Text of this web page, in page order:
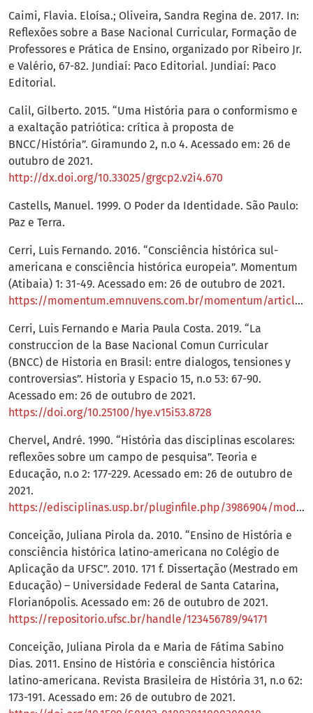
Caimi, Flavia. Eloísa.; Oliveira, Sandra Regina de. 2017. In:
Reflexões sobre a Base Nacional Curricular, Formação de
Professores e Prática de Ensino, organizado por Ribeiro Jr.
e Valério, 67-82. Jundiaí: Paco Editorial. Jundiaí: Paco
Editorial.
Calil, Gilberto. 2015. “Uma História para o conformismo e
a exaltação patriótica: crítica à proposta de
BNCC/História”. Giramundo 2, n.o 4. Acessado em: 26 de
outubro de 2021.
http://dx.doi.org/10.33025/grgcp2.v2i4.670
Castells, Manuel. 1999. O Poder da Identidade. São Paulo:
Paz e Terra.
Cerri, Luis Fernando. 2016. “Consciência histórica sul-
americana e consciência histórica europeia”. Momentum
(Atibaia) 1: 31-49. Acessado em: 26 de outubro de 2021.
https://momentum.emnuvens.com.br/momentum/article/view/14
Cerri, Luis Fernando e Maria Paula Costa. 2019. “La
construccion de la Base Nacional Comun Curricular
(BNCC) de Historia en Brasil: entre dialogos, tensiones y
controversias”. Historia y Espacio 15, n.o 53: 67-90.
Acessado em: 26 de outubro de 2021.
https://doi.org/10.25100/hye.v15i53.8728
Chervel, André. 1990. “História das disciplinas escolares:
reflexões sobre um campo de pesquisa”. Teoria e
Educação, n.o 2: 177-229. Acessado em: 26 de outubro de
2021.
https://edisciplinas.usp.br/pluginfile.php/3986904/mod_folder/content/0/Chervel.pdf
Conceição, Juliana Pirola da. 2010. “Ensino de História e
consciência histórica latino-americana no Colégio de
Aplicação da UFSC”. 2010. 171 f. Dissertação (Mestrado em
Educação) – Universidade Federal de Santa Catarina,
Florianópolis. Acessado em: 26 de outubro de 2021.
https://repositorio.ufsc.br/handle/123456789/94171
Conceição, Juliana Pirola da e Maria de Fátima Sabino
Dias. 2011. Ensino de História e consciência histórica
latino-americana. Revista Brasileira de História 31, n.o 62:
173-191. Acessado em: 26 de outubro de 2021.